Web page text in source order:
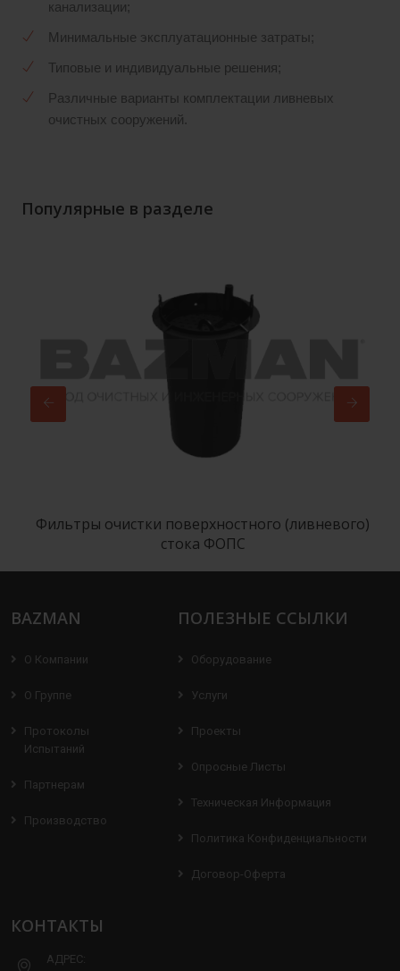
канализации;
Минимальные эксплуатационные затраты;
Типовые и индивидуальные решения;
Различные варианты комплектации ливневых
очистных сооружений.
Популярные в разделе
Фильтры очистки поверхностного (ливневого)
стока ФОПС
BAZMAN
О Компании
О Группе
Протоколы
Испытаний
Партнерам
Производство
ПОЛЕЗНЫЕ ССЫЛКИ
Оборудование
Услуги
Проекты
Опросные Листы
Техническая Информация
Политика Конфиденциальности
Договор-Оферта
КОНТАКТЫ
АДРЕС: